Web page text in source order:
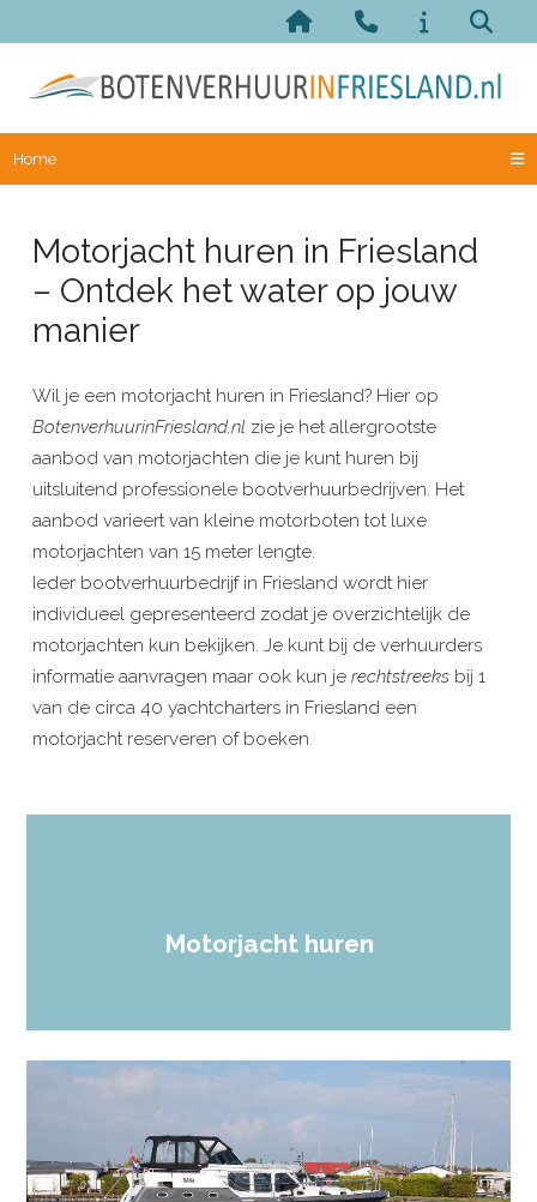
Home
Motorjacht huren in Friesland
– Ontdek het water op jouw
manier
Wil je een motorjacht huren in Friesland? Hier op
BotenverhuurinFriesland.nlzie je het allergrootste
aanbod van motorjachten die je kunt huren bij
uitsluitend professionele bootverhuurbedrijven. Het
aanbod varieert van kleine motorboten tot luxe
motorjachten van 15 meter lengte.
Ieder bootverhuurbedrijf in Friesland wordt hier
individueel gepresenteerd zodat je overzichtelijk de
motorjachten kun bekijken. Je kunt bij de verhuurders
informatie aanvragen maar ook kun je rechtstreeks bij 1
van de circa 40 yachtcharters in Friesland een
motorjacht reserveren of boeken.
Motorjacht huren